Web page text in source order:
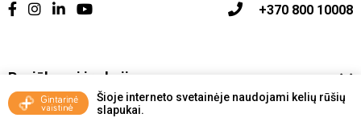
Šioje interneto svetainėje naudojami kelių rūšių
slapukai.
+370 800 10008
Pasiūlymai ir akcijos
Vakcinavimo tvarka ir taisyklės